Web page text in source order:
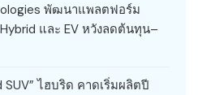
พัฒนาแพลตฟอร์ม
และ EV หวังลดต้นทุน–
ไฮบริด คาดเริ่มผลิตปี